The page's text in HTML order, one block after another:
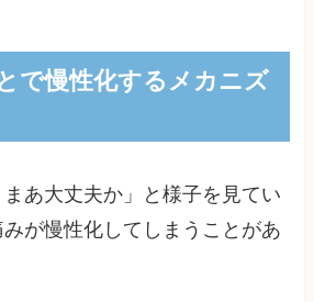
で慢性化するメカニズ
まあ大丈夫か」と様子を見てい
が慢性化してしまうことがあ